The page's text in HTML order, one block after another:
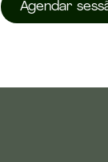
Agendar